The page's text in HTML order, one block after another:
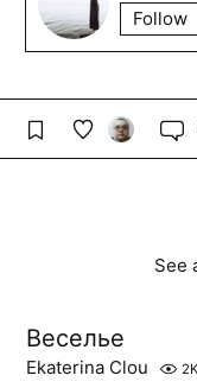
Follow
See
Веселье
Ekaterina Clou 2K